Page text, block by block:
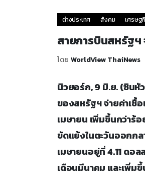
ต่างประเทศ สังคม เศรษฐ
สายการบินสหรัฐฯ
โดย WorldView ThaiNews
นิวยอร์ก, 9 มิ.ย. (ซินหั
ของสหรัฐฯ จ่ายค่าเชื้
เมษายน เพิ่มขึ้นกว่าร้
ขัดแย้งในตะวันออกกล
เมษายนอยู่ที่ 4.11 ดอล
เดือนมีนาคม และเพิ่ม